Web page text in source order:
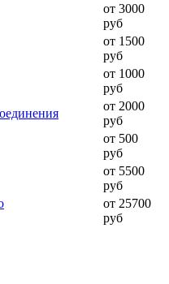
от 3000
руб
от 1500
руб
от 1000
руб
от 2000
руб
от 500
руб
от 5500
руб
от 25700
руб